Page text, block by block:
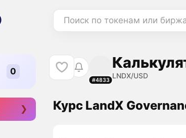
Поиск по токенам или
#4833
LNDX/USD
Курс LandX